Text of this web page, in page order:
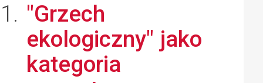
"Grzech
ekologiczny" jako
kategoria